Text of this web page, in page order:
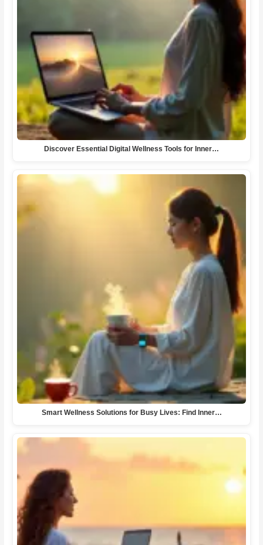
Discover Essential Digital Wellness Tools for Inner…
Smart Wellness Solutions for Busy Lives: Find Inner…